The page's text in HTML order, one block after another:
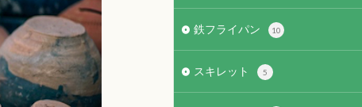
鉄フライパン 10
スキレット 5